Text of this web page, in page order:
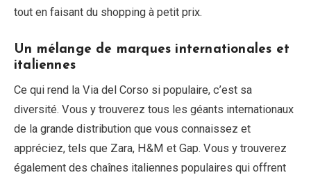
tout en faisant du shopping à petit prix.
Un mélange de marques internationales et
italiennes
Ce qui rend la Via del Corso si populaire, c’est sa
diversité. Vous y trouverez tous les géants internationaux
de la grande distribution que vous connaissez et
appréciez, tels que Zara, H&M et Gap. Vous y trouverez
également des chaînes italiennes populaires qui offrent